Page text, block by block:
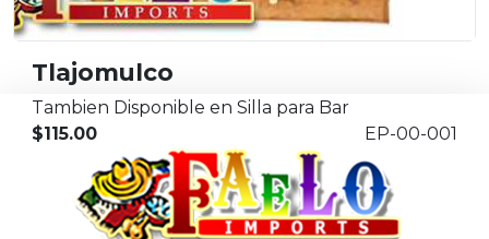
Tlajomulco
Tambien Disponible en Silla para Bar
$115.00
EP-00-001